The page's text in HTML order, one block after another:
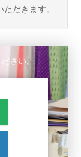
だきます。
さい。